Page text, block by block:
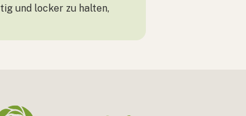
und locker zu halten,